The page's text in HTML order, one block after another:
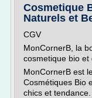
Cosmetique
Naturels et
CGV
MonCornerB, la
cosmetique bio et
MonCornerB est
Cosmétiques Bio
chics et